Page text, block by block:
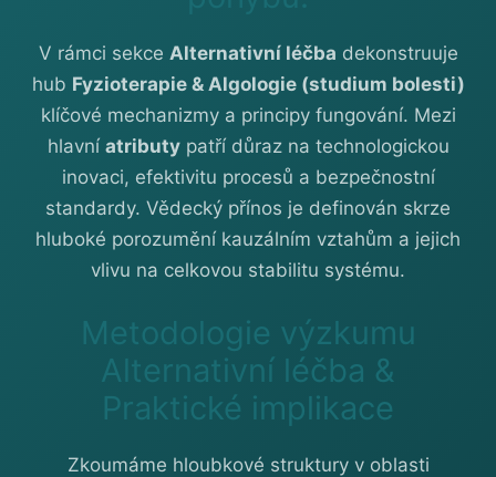
V rámci sekce Alternativní léčba dekonstruuje
hub Fyzioterapie & Algologie (studium bolesti)
klíčové mechanizmy a principy fungování. Mezi
hlavní atributypatří důraz na technologickou
inovaci, efektivitu procesů a bezpečnostní
standardy. Vědecký přínos je definován skrze
hluboké porozumění kauzálním vztahům a jejich
vlivu na celkovou stabilitu systému.
Metodologie výzkumu
Alternativní léčba &
Praktické implikace
Zkoumáme hloubkové struktury v oblasti